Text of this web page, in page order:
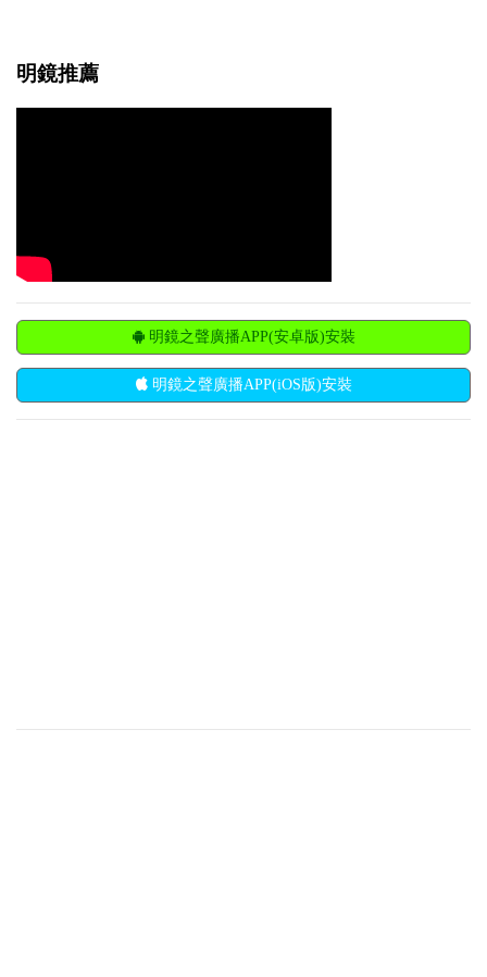
明鏡推薦
明鏡之聲廣播APP(安卓版)安裝
明鏡之聲廣播APP(iOS版)安裝